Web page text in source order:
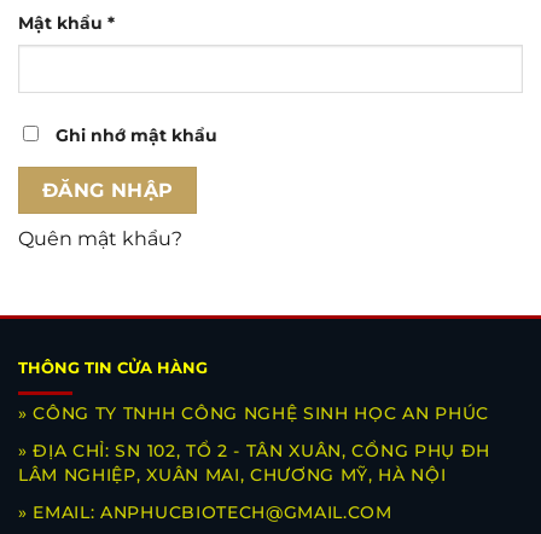
Mật khẩu *Bắt
buộc
Ghi nhớ mật khẩu
ĐĂNG NHẬP
Quên mật khẩu?
THÔNG TIN CỬA HÀNG
» CÔNG TY TNHH CÔNG NGHỆ SINH HỌC AN PHÚC
» ĐỊA CHỈ: SN 102, TỔ 2 - TÂN XUÂN, CỔNG PHỤ ĐH
LÂM NGHIỆP, XUÂN MAI, CHƯƠNG MỸ, HÀ NỘI
» EMAIL: ANPHUCBIOTECH@GMAIL.COM